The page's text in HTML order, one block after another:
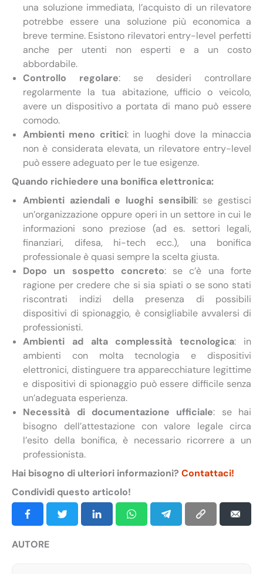
una soluzione immediata, l’acquisto di un rilevatore
potrebbe essere una soluzione più economica a
breve termine. Esistono rilevatori entry-level perfetti
anche per utenti non esperti e a un costo
abbordabile.
Controllo regolare: se desideri controllare
regolarmente la tua abitazione, ufficio o veicolo,
avere un dispositivo a portata di mano può essere
comodo.
Ambienti meno critici: in luoghi dove la minaccia
non è considerata elevata, un rilevatore entry-level
può essere adeguato per le tue esigenze.
Quando richiedere una bonifica elettronica:
Ambienti aziendali e luoghi sensibili: se gestisci
un’organizzazione oppure operi in un settore in cui le
informazioni sono preziose (ad es. settori legali,
finanziari, difesa, hi-tech ecc.), una bonifica
professionale è quasi sempre la scelta giusta.
Dopo un sospetto concreto: se c’è una forte
ragione per credere che si sia spiati o se sono stati
riscontrati indizi della presenza di possibili
dispositivi di spionaggio, è consigliabile avvalersi di
professionisti.
Ambienti ad alta complessità tecnologica: in
ambienti con molta tecnologia e dispositivi
elettronici, distinguere tra apparecchiature legittime
e dispositivi di spionaggio può essere difficile senza
un’adeguata esperienza.
Necessità di documentazione ufficiale: se hai
bisogno dell’attestazione con valore legale circa
l’esito della bonifica, è necessario ricorrere a un
professionista.
Hai bisogno di ulteriori informazioni? Contattaci!
Condividi questo articolo!
AUTORE